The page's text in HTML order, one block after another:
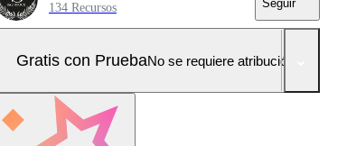
134 Recursos Seguir
Gratis con PruebaNo se requiere atribución!